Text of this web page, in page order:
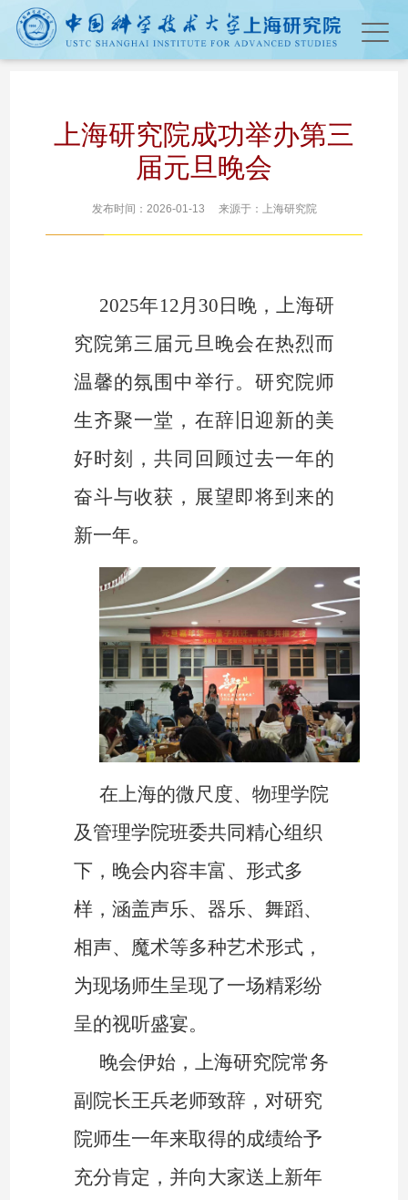
上海研究院成功举办第三
届元旦晚会
发布时间：2026-01-13 来源于：上海研究院
2025年12月30日晚，上海研
究院第三届元旦晚会在热烈而
温馨的氛围中举行。研究院师
生齐聚一堂，在辞旧迎新的美
好时刻，共同回顾过去一年的
奋斗与收获，展望即将到来的
新一年。
在上海的微尺度、物理学院
及管理学院班委共同精心组织
下 ， 晚会内容丰富、形式多
样，涵盖声乐、器乐、舞蹈、
相声、魔术等多种艺术形式，
为现场师生呈现了一场精彩纷
呈的视听盛宴。
晚会伊始，上海研究院常务
副院长王兵老师致辞 ，对研究
院师生一年来取得的成绩给予
充分肯定，并向大家送上新年